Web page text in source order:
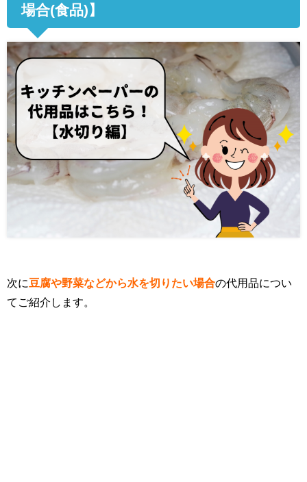
場合(食品)】
次に豆腐や野菜などから水を切りたい場合の代用品につい
てご紹介します。